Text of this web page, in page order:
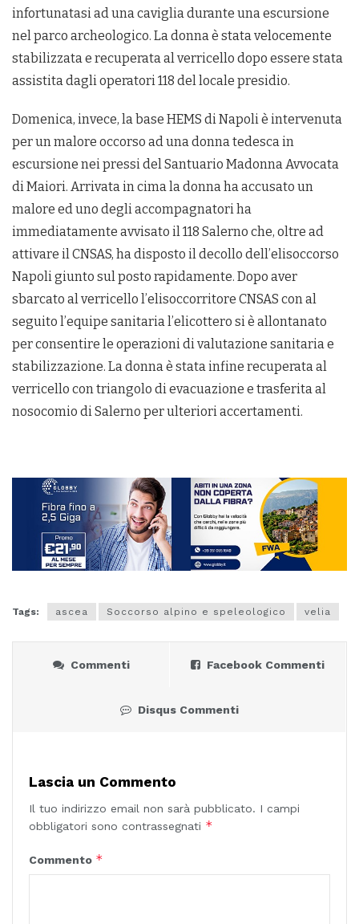
infortunatasi ad una caviglia durante una escursione
nel parco archeologico. La donna è stata velocemente
stabilizzata e recuperata al verricello dopo essere stata
assistita dagli operatori 118 del locale presidio.
Domenica, invece, la base HEMS di Napoli è intervenuta
per un malore occorso ad una donna tedesca in
escursione nei pressi del Santuario Madonna Avvocata
di Maiori. Arrivata in cima la donna ha accusato un
malore ed uno degli accompagnatori ha
immediatamente avvisato il 118 Salerno che, oltre ad
attivare il CNSAS, ha disposto il decollo dell’elisoccorso
Napoli giunto sul posto rapidamente. Dopo aver
sbarcato al verricello l’elisoccorritore CNSAS con al
seguito l’equipe sanitaria l’elicottero si è allontanato
per consentire le operazioni di valutazione sanitaria e
stabilizzazione. La donna è stata infine recuperata al
verricello con triangolo di evacuazione e trasferita al
nosocomio di Salerno per ulteriori accertamenti.
Tags: ascea Soccorso alpino e speleologico velia
Commenti Facebook Commenti
Disqus Commenti
Lascia un Commento
Il tuo indirizzo email non sarà pubblicato. I campi
obbligatori sono contrassegnati *
Commento *